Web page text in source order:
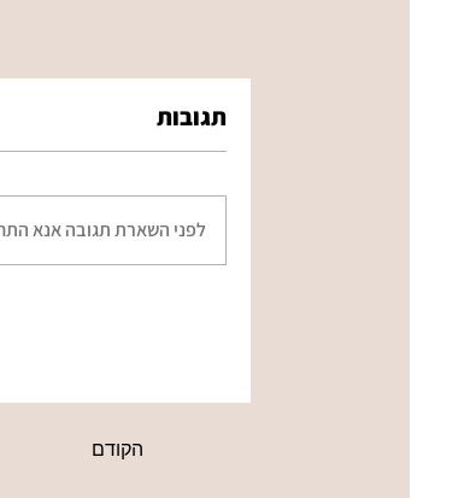
תגובות
לפני השארת תגובה אנא
הקודם